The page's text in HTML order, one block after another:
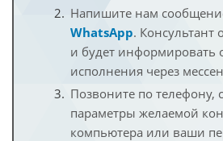
Напишите нам
WhatsApp. Консультант
и будет информировать
исполнения через
Позвоните по телефону,
параметры желаемой
компьютера или ваши